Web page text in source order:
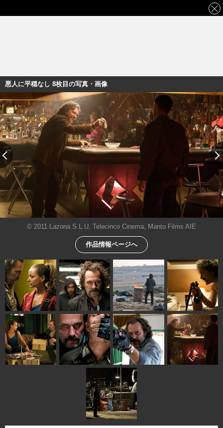
悪人に平穏なし 8枚目の写真・画像
© 2011 Lazona S.L.U, Telecinco Cinema, Manto Films AIE
作品情報ページへ